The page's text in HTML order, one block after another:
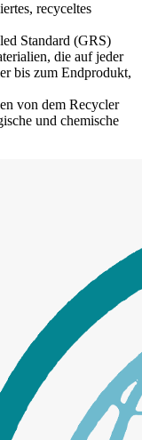
recyceltes
Standard (GRS)
die auf jeder
bis zum Endprodukt,
von dem Recycler
und chemische